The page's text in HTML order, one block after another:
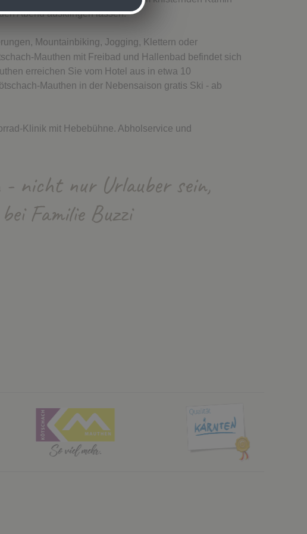
Abend ausklingen lassen.
Mountainbiking, Jogging, Klettern oder
Mauthen mit Freibad und Hallenbad befindet sich
erreichen Sie vom Hotel aus in etwa 10
Mauthen in der Nebensaison gratis Ski - ab
Klinik mit Hebebühne. Abholservice und
- nicht nur Urlauber sein,
Familie Buzzi